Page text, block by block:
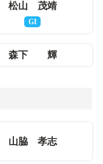
松山 茂靖
GI
森下 輝
山脇 孝志